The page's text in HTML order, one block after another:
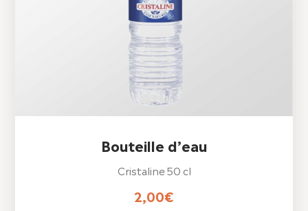
Bouteille d’eau
Cristaline 50 cl
2,00€